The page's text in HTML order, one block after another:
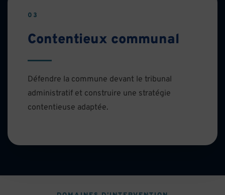
03
Contentieux communal
Défendre la commune devant le tribunal
administratif et construire une stratégie
contentieuse adaptée.